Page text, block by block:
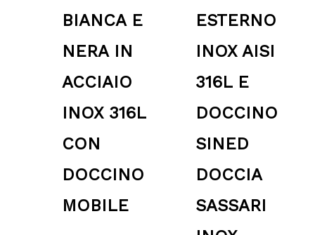
BIANCA E
NERA IN
ACCIAIO
INOX 316L
CON
DOCCINO
MOBILE
ESTERNO
INOX AISI
316L E
DOCCINO
SINED
DOCCIA
SASSARI